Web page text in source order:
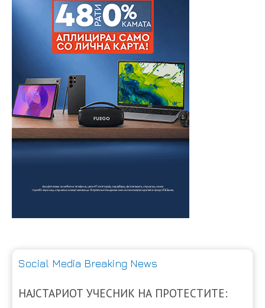
Social Media Breaking News
НАЈСТАРИОТ УЧЕСНИК НА ПРОТЕСТИТЕ: